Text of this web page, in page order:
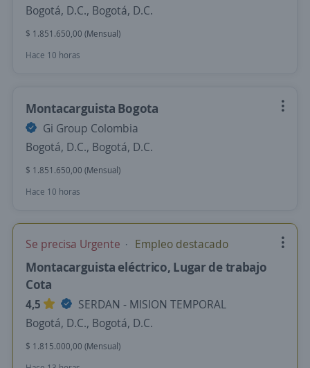
Bogotá, D.C., Bogotá, D.C.
$ 1.851.650,00 (Mensual)
Hace 10 horas
Montacarguista Bogota
Gi Group Colombia
Bogotá, D.C., Bogotá, D.C.
$ 1.851.650,00 (Mensual)
Hace 10 horas
Se precisa Urgente Empleo destacado
Montacarguista eléctrico, Lugar de trabajo
Cota
4,5
SERDAN - MISION TEMPORAL
Bogotá, D.C., Bogotá, D.C.
$ 1.815.000,00 (Mensual)